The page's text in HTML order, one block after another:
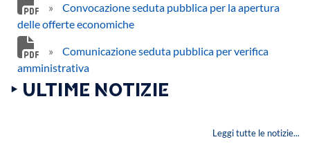
»
Convocazione seduta pubblica per la apertura
delle offerte economiche
»
Comunicazione seduta pubblica per verifica
amministrativa
‣ ULTIME NOTIZIE
Leggi tutte le notizie...